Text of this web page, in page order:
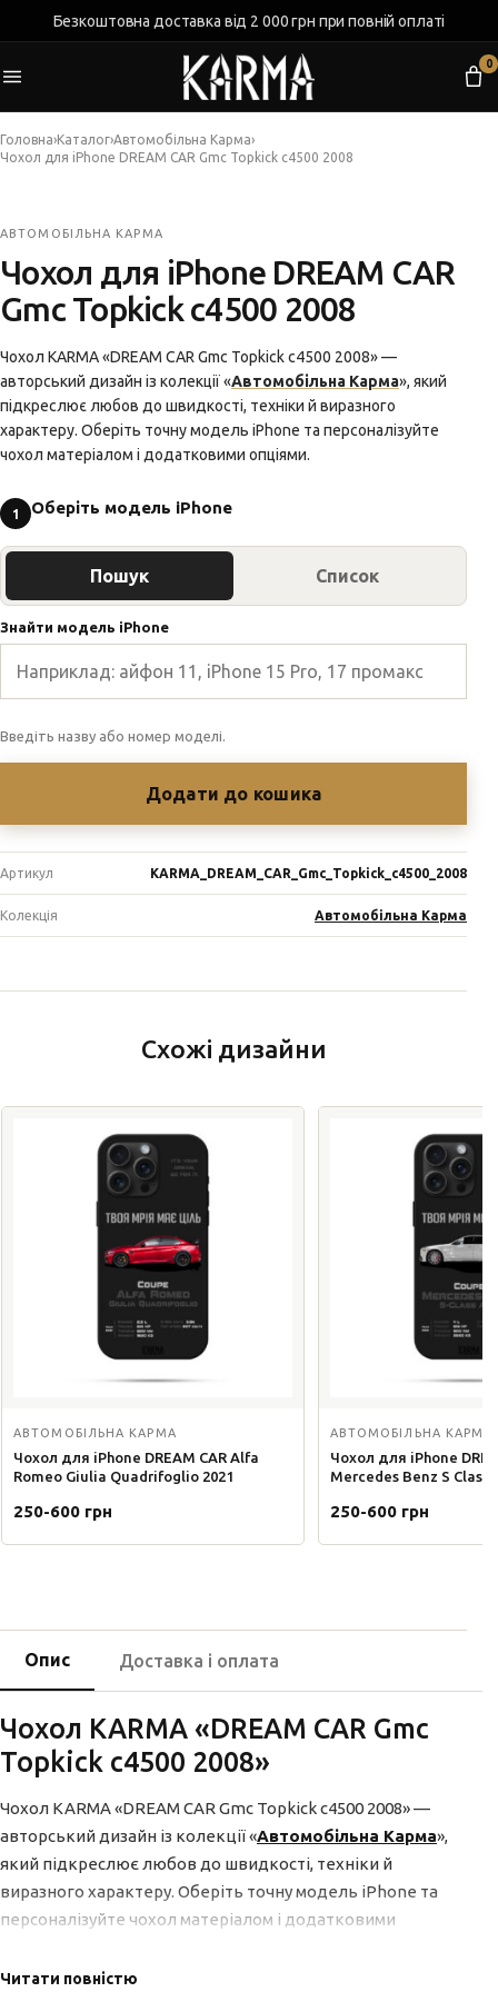
Безкоштовна доставка від 2 000 грн при повній оплаті
0
Головна›Каталог›Автомобільна Карма›
Чохол для iPhone DREAM CAR Gmc Topkick c4500 2008
АВТОМОБІЛЬНА КАРМА
Чохол для iPhone DREAM CAR
Gmc Topkick c4500 2008
Чохол KARMA «DREAM CAR Gmc Topkick c4500 2008» —
авторський дизайн із колекції «Автомобільна Карма», який
підкреслює любов до швидкості, техніки й виразного
характеру. Оберіть точну модель iPhone та персоналізуйте
чохол матеріалом і додатковими опціями.
1 Оберіть модель iPhone
Пошук Список
Знайти модель iPhone
Введіть назву або номер моделі.
Додати до кошика
Артикул KARMA_DREAM_CAR_Gmc_Topkick_c4500_2008
Колекція Автомобільна Карма
Схожі дизайни
АВТОМОБІЛЬНА КАРМА
Чохол для iPhone DREAM CAR Alfa
Romeo Giulia Quadrifoglio 2021
250-600 грн
АВТОМОБІЛЬНА КАРМА
Чохол для iPhone
Мercedes Benz S Class
250-600 грн
Опис Доставка і оплата
Чохол KARMA «DREAM CAR Gmc
Topkick c4500 2008»
Чохол KARMA «DREAM CAR Gmc Topkick c4500 2008» —
авторський дизайн із колекції «Автомобільна Карма»,
який підкреслює любов до швидкості, техніки й
виразного характеру. Оберіть точну модель iPhone та
персоналізуйте чохол матеріалом і додатковими
Читати повністю